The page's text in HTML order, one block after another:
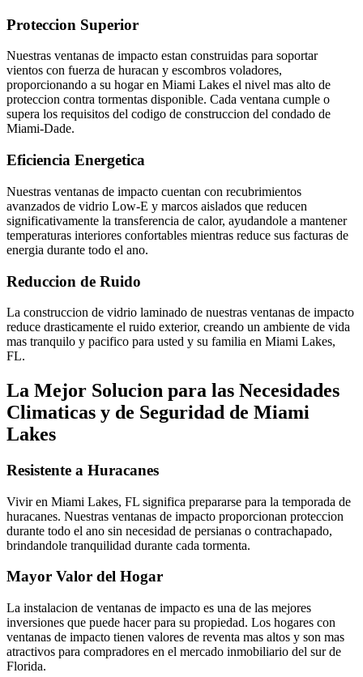
Proteccion Superior
Nuestras ventanas de impacto estan construidas para soportar
vientos con fuerza de huracan y escombros voladores,
proporcionando a su hogar en Miami Lakes el nivel mas alto de
proteccion contra tormentas disponible. Cada ventana cumple o
supera los requisitos del codigo de construccion del condado de
Miami-Dade.
Eficiencia Energetica
Nuestras ventanas de impacto cuentan con recubrimientos
avanzados de vidrio Low-E y marcos aislados que reducen
significativamente la transferencia de calor, ayudandole a mantener
temperaturas interiores confortables mientras reduce sus facturas de
energia durante todo el ano.
Reduccion de Ruido
La construccion de vidrio laminado de nuestras ventanas de impacto
reduce drasticamente el ruido exterior, creando un ambiente de vida
mas tranquilo y pacifico para usted y su familia en Miami Lakes,
FL.
La Mejor Solucion para las Necesidades
Climaticas y de Seguridad de Miami
Lakes
Resistente a Huracanes
Vivir en Miami Lakes, FL significa prepararse para la temporada de
huracanes. Nuestras ventanas de impacto proporcionan proteccion
durante todo el ano sin necesidad de persianas o contrachapado,
brindandole tranquilidad durante cada tormenta.
Mayor Valor del Hogar
La instalacion de ventanas de impacto es una de las mejores
inversiones que puede hacer para su propiedad. Los hogares con
ventanas de impacto tienen valores de reventa mas altos y son mas
atractivos para compradores en el mercado inmobiliario del sur de
Florida.